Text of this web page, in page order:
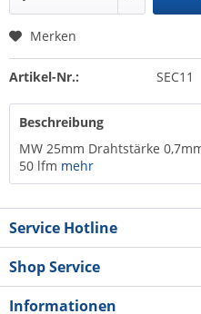
Merken
Artikel-Nr.: SEC11
Beschreibung
MW 25mm Drahtstärke
50 lfm mehr
Service Hotline
Shop Service
Informationen